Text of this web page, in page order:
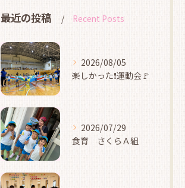
最近の投稿 Recent Posts
2026/08/05
楽しかった❗運動会🚩
2026/07/29
食育 さくらＡ組